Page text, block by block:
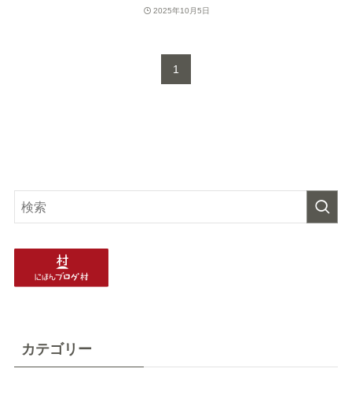
2025年10月5日
1
カテゴリー